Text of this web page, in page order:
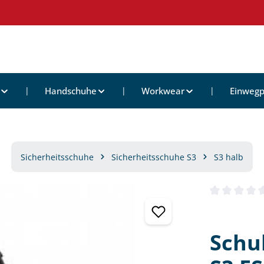
Handschuhe Workwear
Sicherheitsschuhe Sicherheitsschuhe S3 S3 halb